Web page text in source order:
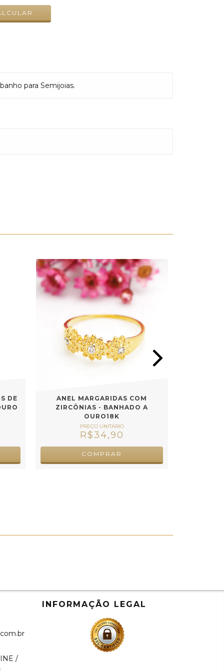
para Semijoias.
DE
ANEL MARGARIDAS COM
ZIRCÔNIAS - BANHADO A
OURO18K
R$34,90
COMPRAR
/
INFORMAÇÃO LEGAL